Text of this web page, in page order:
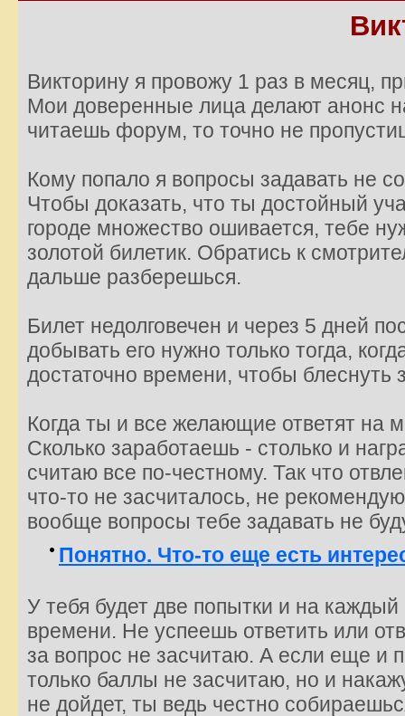
Викторину я провожу 1 раз в месяц,
Мои доверенные лица делают анонс
читаешь форум, то точно не
Кому попало я вопросы задавать не
Чтобы доказать, что ты достойный
городе множество ошивается, тебе
золотой билетик. Обратись к
дальше разберешься.
Билет недолговечен и через 5 дней
добывать его нужно только тогда,
достаточно времени, чтобы блеснуть
Когда ты и все желающие ответят на
Сколько заработаешь - столько и
считаю все по-честному. Так что
что-то не засчиталось, не
вообще вопросы тебе задавать не
Понятно. Что-то еще есть
У тебя будет две попытки и на
времени. Не успеешь ответить или
за вопрос не засчитаю. А если еще и
только баллы не засчитаю, но и
не дойдет, ты ведь честно